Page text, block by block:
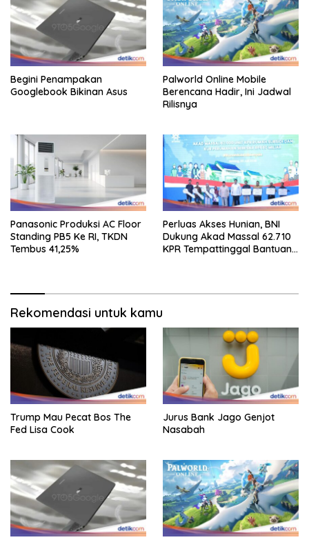
Begini Penampakan
Googlebook Bikinan Asus
Palworld Online Mobile
Berencana Hadir, Ini Jadwal
Rilisnya
Panasonic Produksi AC Floor
Standing PB5 Ke RI, TKDN
Tembus 41,25%
Perluas Akses Hunian, BNI
Dukung Akad Massal 62.710
KPR Tempattinggal Bantuan
Rekomendasi untuk kamu
Trump Mau Pecat Bos The
Fed Lisa Cook
Jurus Bank Jago Genjot
Nasabah